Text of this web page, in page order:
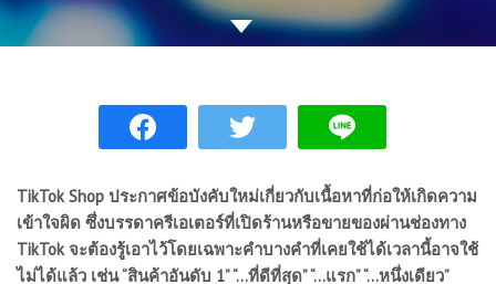
TikTok Shop ประกาศข้อบังคับใหม่เกี่ยวกับเนื้อหาที่ก่อให้เกิดความ
เข้าใจผิด ซึ่งบรรดาครีเอเตอร์ที่เปิดร้านหรือขายของผ่านช่องทาง
TikTok จะต้องรู้เอาไว้โดยเฉพาะคำบางคำที่เคยใช้ได้เวลานี้อาจใช้
ไม่ได้แล้ว เช่น “สินค้าอันดับ 1” “…ที่ดีที่สุด” “…แรก” “…หนึ่งเดียว”